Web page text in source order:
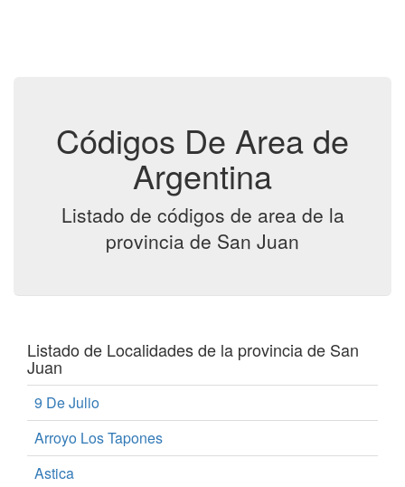
Códigos De Area de
Argentina
Listado de códigos de area de la
provincia de San Juan
Listado de Localidades de la provincia de San
Juan
9 De Julio
Arroyo Los Tapones
Astica